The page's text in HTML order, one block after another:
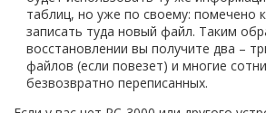
таблиц, но уже по своему: помечено
записать туда новый файл. Таким
восстановлении вы получите два –
файлов (если повезет) и многие
безвозвратно переписанных.